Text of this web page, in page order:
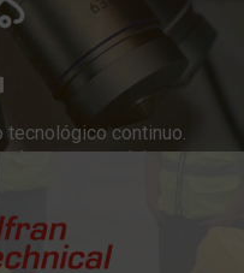
continuo.
y servicios.